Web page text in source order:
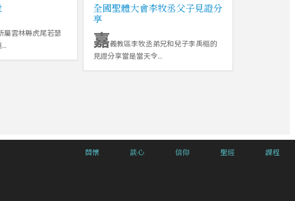
屬雲林縣虎尾若瑟
全國聖體大會李牧丞父子見證分
享
嘉義教區李牧丞弟兄和兒子李禹樞的
見證分享當是當天令...
關懷 談心 信仰 聖經 課程